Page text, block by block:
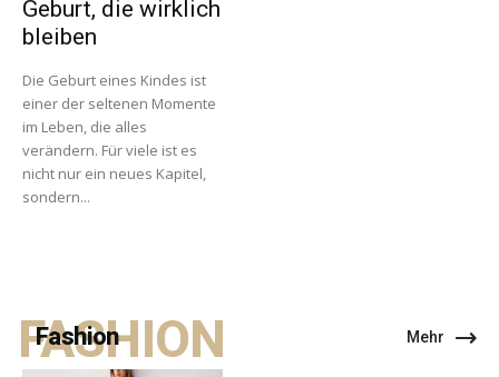
Geburt, die wirklich
bleiben
Die Geburt eines Kindes ist
einer der seltenen Momente
im Leben, die alles
verändern. Für viele ist es
nicht nur ein neues Kapitel,
sondern...
Fashion
FASHION Mehr